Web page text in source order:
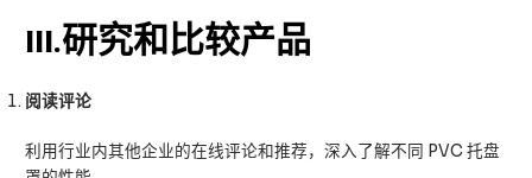
III.研究和比较产品
阅读评论
利用行业内其他企业的在线评论和推荐，深入了解不同 PVC 托盘